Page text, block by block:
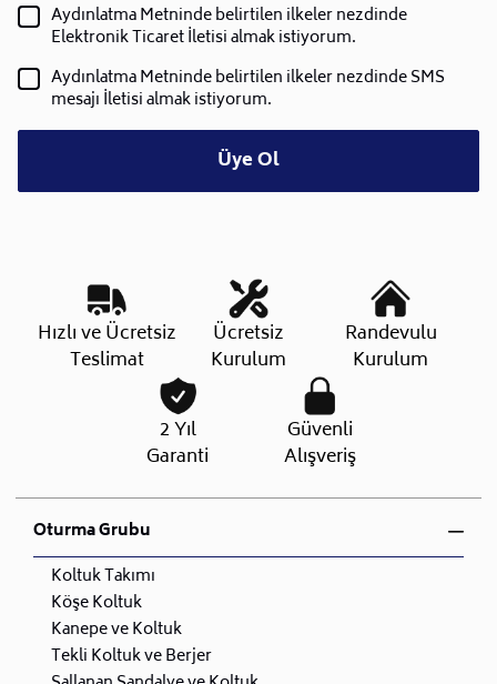
Aydınlatma Metninde belirtilen ilkeler nezdinde
Elektronik Ticaret İletisi almak istiyorum.
Aydınlatma Metninde belirtilen ilkeler nezdinde SMS
mesajı İletisi almak istiyorum.
Üye Ol
Hızlı ve Ücretsiz
Teslimat
Ücretsiz
Kurulum
Randevulu
Kurulum
2 Yıl
Garanti
Güvenli
Alışveriş
Oturma Grubu
Koltuk Takımı
Köşe Koltuk
Kanepe ve Koltuk
Tekli Koltuk ve Berjer